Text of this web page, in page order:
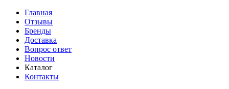
Главная
Отзывы
Бренды
Доставка
Вопрос ответ
Новости
Каталог
Контакты